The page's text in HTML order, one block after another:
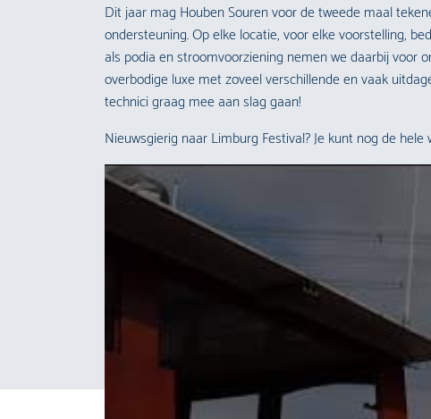
Dit jaar mag Houben Souren voor de tweede maal
ondersteuning. Op elke locatie, voor elke voorstelling,
als podia en stroomvoorziening nemen we daarbij voor
overbodige luxe met zoveel verschillende en vaak
technici graag mee aan slag gaan!
Nieuwsgierig naar Limburg Festival? Je kunt nog de